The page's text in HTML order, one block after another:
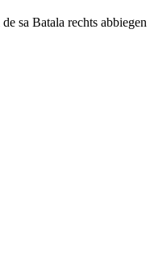
sa Batala rechts